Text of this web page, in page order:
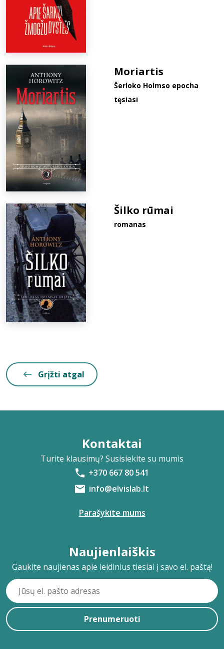
Moriartis
Šerloko Holmso epocha
tęsiasi
Šilko rūmai
romanas
Grįžti atgal
Kontaktai
Turite klausimų? Susisiekite su mumis
+370 667 80 541
info@elvislab.lt
Parašykite mums
Naujienlaiškis
Gaukite naujienas apie leidinius tiesiai į savo el. paštą!
Prenumeruoti